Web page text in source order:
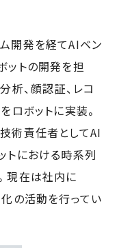
開発を経てAIベン
ットの開発を担
析、顔認証、レコ
ロボットに実装。
術責任者としてAI
トにおける時系列
現在は社内に
の活動を行ってい